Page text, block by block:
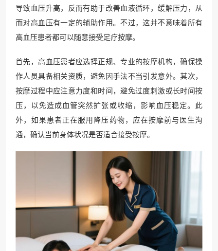
导致血压升高，反而有助于改善血液循环，缓解压力，从
而对高血压有一定的辅助作用。不过，这并不意味着所有
高血压患者都可以随意接受足疗按摩。
首先，高血压患者应选择正规、专业的按摩机构，确保操
作人员具备相关资质，避免因手法不当引发意外。其次，
按摩过程中应注意力度和时间，避免过度刺激或长时间按
压，以免造成血管突然扩张或收缩，影响血压稳定。此
外，如果患者正在服用降压药物，应在按摩前与医生沟
通，确认当前身体状况是否适合接受按摩。